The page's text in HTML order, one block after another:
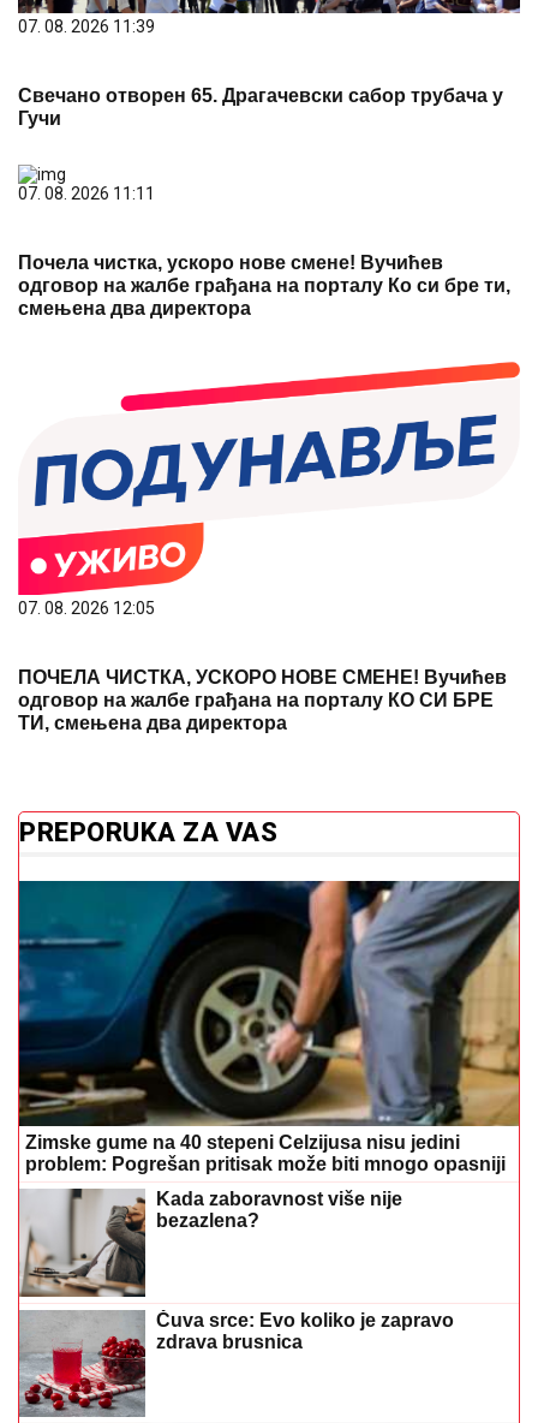
07. 08. 2026 11:39
Свечано отворен 65. Драгачевски сабор трубача у
Гучи
07. 08. 2026 11:11
Почела чистка, ускоро нове смене! Вучићев
одговор на жалбе грађана на порталу Ко си бре ти,
смењена два директора
07. 08. 2026 12:05
ПОЧЕЛА ЧИСТКА, УСКОРО НОВЕ СМЕНЕ! Вучићев
одговор на жалбе грађана на порталу КО СИ БРЕ
ТИ, смењена два директора
PREPORUKA ZA VAS
Zimske gume na 40 stepeni Celzijusa nisu jedini
problem: Pogrešan pritisak može biti mnogo opasniji
Kada zaboravnost više nije
bezazlena?
Čuva srce: Evo koliko je zapravo
zdrava brusnica